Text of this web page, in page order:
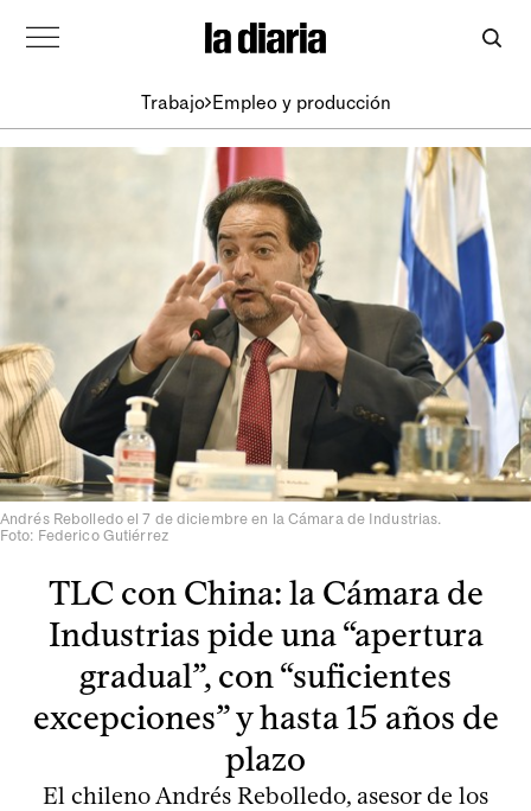
Trabajo Empleo y producción
Andrés Rebolledo el 7 de diciembre en la Cámara de Industrias.
Foto: Federico Gutiérrez
TLC con China: la Cámara de
Industrias pide una “apertura
gradual”, con “suficientes
excepciones” y hasta 15 años de
plazo
El chileno Andrés Rebolledo, asesor de los